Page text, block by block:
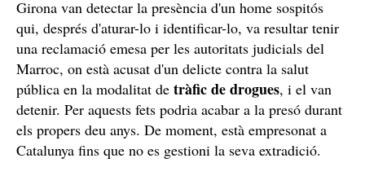
Girona van detectar la presència d'un home sospitós
qui, després d'aturar-lo i identificar-lo, va resultar tenir
una reclamació emesa per les autoritats judicials del
Marroc, on està acusat d'un delicte contra la salut
pública en la modalitat de tràfic de drogues, i el van
detenir. Per aquests fets podria acabar a la presó durant
els propers deu anys. De moment, està empresonat a
Catalunya fins que no es gestioni la seva extradició.